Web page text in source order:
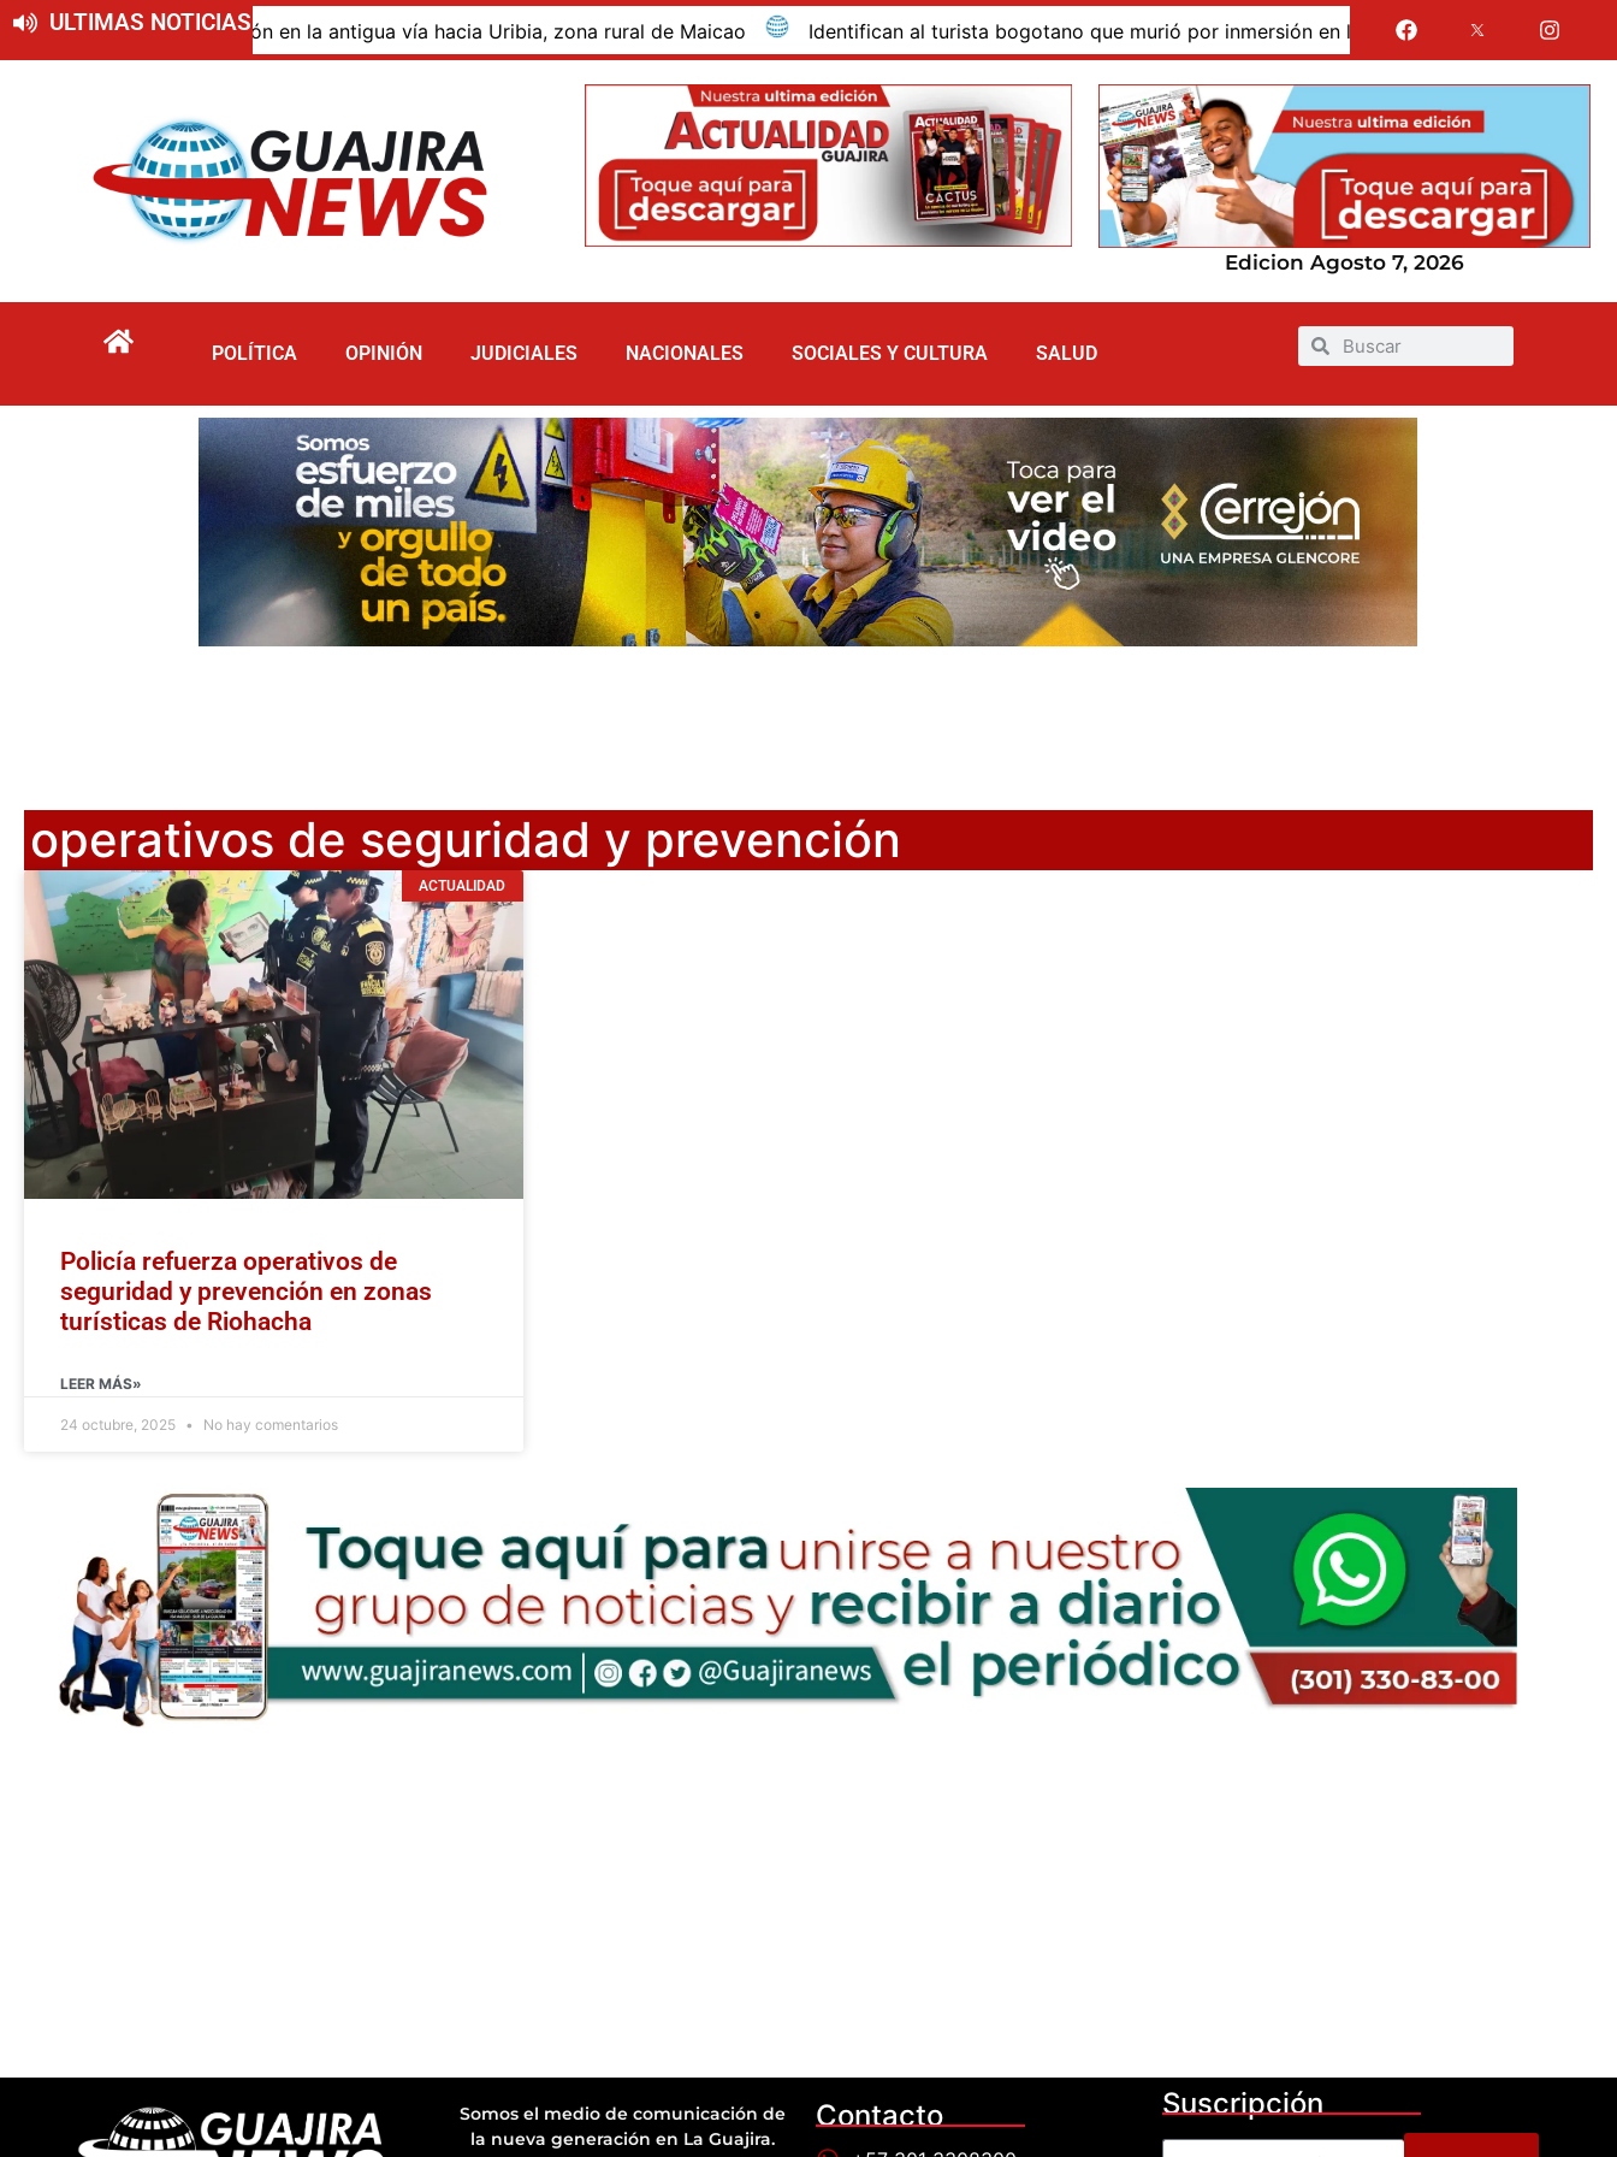
ULTIMAS NOTICIAS
de descomposición en la antigua vía hacia Uribia, zona rural de Maicao Identifican al turista bogotano que murió por inmersión en las dunas de Taroa; su cuerpo
Edicion Agosto 7, 2026
POLÍTICA OPINIÓN JUDICIALES NACIONALES SOCIALES Y CULTURA SALUD
operativos de seguridad y prevención
ACTUALIDAD
Policía refuerza operativos de
seguridad y prevención en zonas
turísticas de Riohacha
LEER MÁS»
24 octubre, 2025 No hay comentarios
Somos el medio de comunicación de
la nueva generación en La Guajira.
Contacto Suscripción